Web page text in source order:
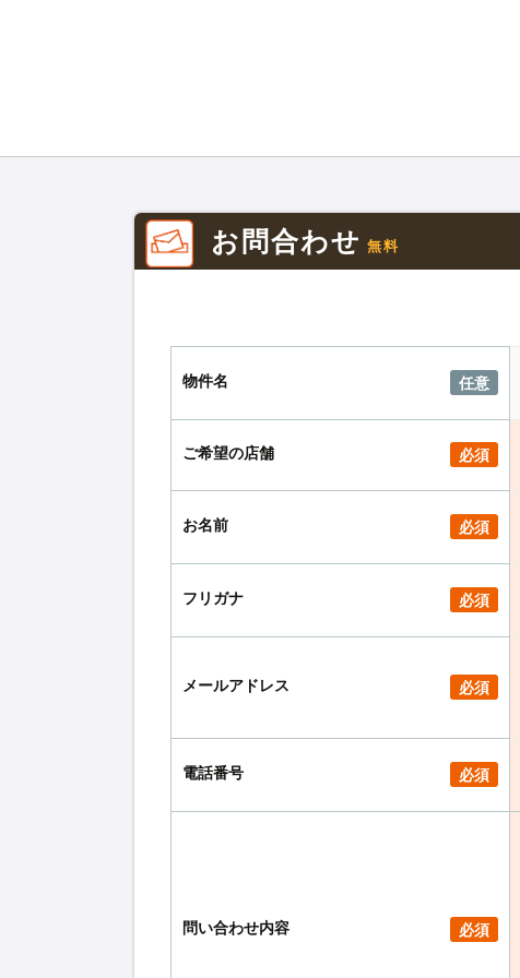
お問合わせ 無料
物件名 任意
ご希望の店舗 必須
お名前 必須
フリガナ 必須
メールアドレス 必須
電話番号 必須
問い合わせ内容 必須